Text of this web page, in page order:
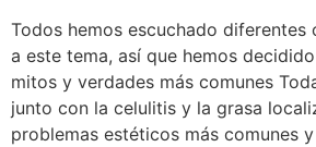
Todos hemos escuchado diferentes
a este tema, así que hemos
mitos y verdades más comunes
junto con la celulitis y la grasa
problemas estéticos más comunes